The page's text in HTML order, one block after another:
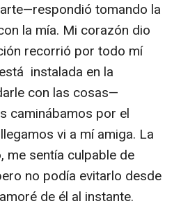
tomando la
la mía. Mi corazón dio
recorrió por todo mí
instalada en la
con las cosas—
caminábamos por el
vi a mí amiga. La
me sentía culpable de
no podía evitarlo desde
de él al instante.